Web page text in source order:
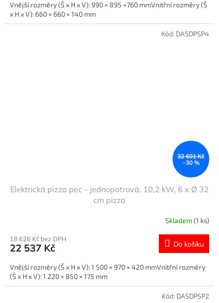
Vnější rozměry (Š x H x V): 990 × 895 ×760 mmVnitřní rozměry (Š
x H x V): 660 × 660 × 140 mm
32 601 Kč
–30 %
Elektrická pizza pec – jednopatrová, 10,2 kW, 6 x Ø 32
cm pizza
Skladem(1 ks)
18 626 Kč bez DPH
22 537 Kč Do košíku
Vnější rozměry (Š x H x V): 1 500 × 970 × 420 mmVnitřní rozměry
(Š x H x V): 1 220 × 850 × 175 mm
Kód: DASDPSP4
Kód: DASDPSP2